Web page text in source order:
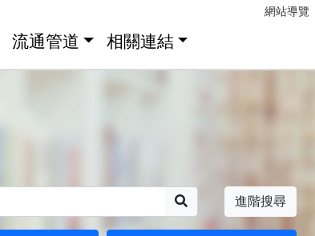
網站導覽
流通管道 相關連結
進階搜尋